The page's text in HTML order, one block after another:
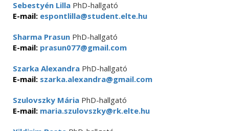
Sebestyén Lilla PhD-hallgató
E-mail: espontlilla@student.elte.hu
Sharma Prasun PhD-hallgató
E-mail: prasun077@gmail.com
Szarka Alexandra PhD-hallgató
E-mail: szarka.alexandra@gmail.com
Szulovszky Mária PhD-hallgató
E-mail: maria.szulovszky@rk.elte.hu